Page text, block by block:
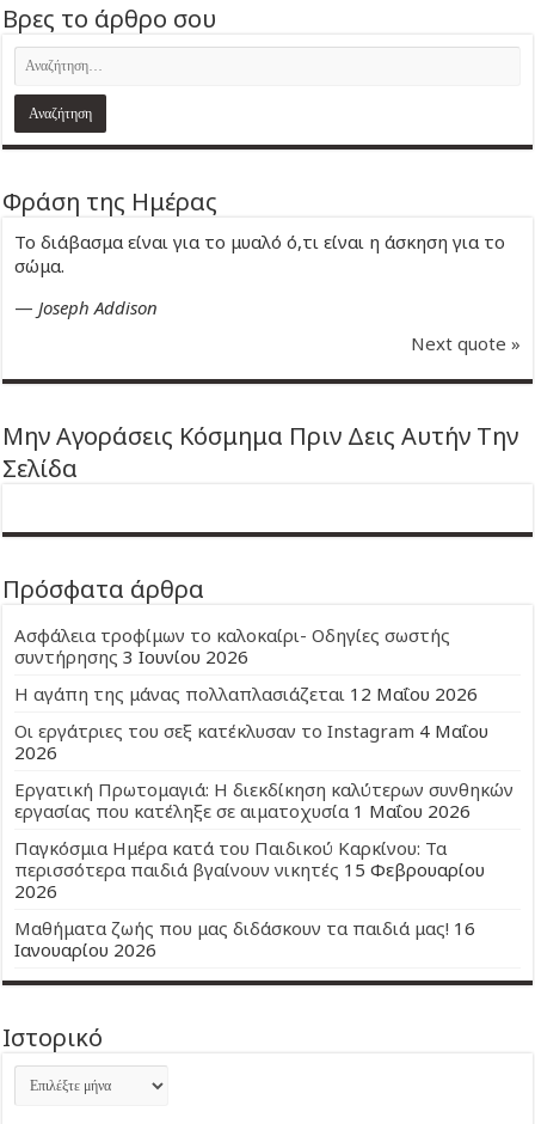
Βρες το άρθρο σου
Φράση της Ημέρας
Το διάβασμα είναι για το μυαλό ό,τι είναι η άσκηση για το
σώμα.
— Joseph Addison
Next quote »
Μην Αγοράσεις Κόσμημα Πριν Δεις Αυτήν Την
Σελίδα
Πρόσφατα άρθρα
Ασφάλεια τροφίμων το καλοκαίρι- Οδηγίες σωστής
συντήρησης 3 Ιουνίου 2026
Η αγάπη της μάνας πολλαπλασιάζεται 12 Μαΐου 2026
Οι εργάτριες του σεξ κατέκλυσαν το Instagram 4 Μαΐου
2026
Εργατική Πρωτομαγιά: Η διεκδίκηση καλύτερων συνθηκών
εργασίας που κατέληξε σε αιματοχυσία 1 Μαΐου 2026
Παγκόσμια Ημέρα κατά του Παιδικού Καρκίνου: Τα
περισσότερα παιδιά βγαίνουν νικητές 15 Φεβρουαρίου
2026
Μαθήματα ζωής που μας διδάσκουν τα παιδιά μας! 16
Ιανουαρίου 2026
Ιστορικό
Ιστορικό